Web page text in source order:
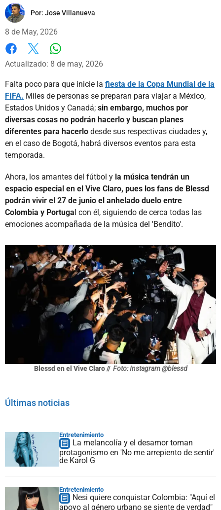
Por: Jose Villanueva
8 de May, 2026
Facebook
X
Actualizado: 8 de may, 2026
Falta poco para que inicie la fiesta de la Copa Mundial de la
FIFA. Miles de personas se preparan para viajar a México,
Estados Unidos y Canadá; sin embargo, muchos por
diversas cosas no podrán hacerlo y buscan planes
diferentes para hacerlo desde sus respectivas ciudades y,
en el caso de Bogotá, habrá diversos eventos para esta
temporada.
Ahora, los amantes del fútbol y la música tendrán un
espacio especial en el Vive Claro, pues los fans de Blessd
podrán vivir el 27 de junio el anhelado duelo entre
Colombia y Portugal con él, siguiendo de cerca todas las
emociones acompañada de la música del 'Bendito'.
Blessd en el Vive Claro // Foto: Instagram @blessd
Últimas noticias
Entretenimiento
La melancolía y el desamor toman
protagonismo en 'No me arrepiento de sentir'
de Karol G
Entretenimiento
Nesi quiere conquistar Colombia: "Aquí el
apoyo al género urbano se siente de verdad"